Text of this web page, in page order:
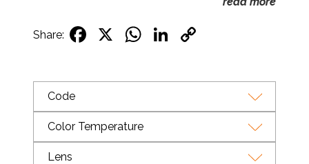
Share: Facebook
X WhatsApp
LinkedIn
Code
Color Temperature
Lens